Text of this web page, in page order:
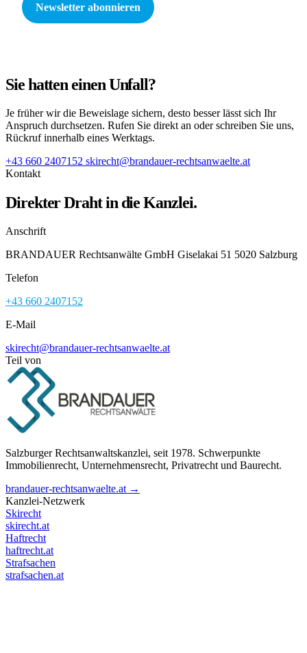
Newsletter abonnieren
Sie hatten einen Unfall?
Je früher wir die Beweislage sichern, desto besser lässt sich Ihr
Anspruch durchsetzen. Rufen Sie direkt an oder schreiben Sie uns,
Rückruf innerhalb eines Werktags.
+43 660 2407152 skirecht@brandauer-rechtsanwaelte.at
Kontakt
Direkter Draht in die Kanzlei.
Anschrift
BRANDAUER Rechtsanwälte GmbH Giselakai 51 5020 Salzburg
Telefon
+43 660 2407152
E-Mail
skirecht@brandauer-rechtsanwaelte.at
Teil von
Salzburger Rechtsanwaltskanzlei, seit 1978. Schwerpunkte
Immobilienrecht, Unternehmensrecht, Privatrecht und Baurecht.
brandauer-rechtsanwaelte.at →
Kanzlei-Netzwerk
Skirecht
skirecht.at
Haftrecht
haftrecht.at
Strafsachen
strafsachen.at